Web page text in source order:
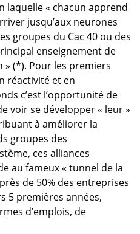
laquelle « chacun apprend
jusqu’aux neurones
groupes du Cac 40 ou des
enseignement de
» (*). Pour les premiers
réactivité et en
c’est l’opportunité de
voir se développer « leur »
à améliorer la
groupes des
ces alliances
au fameux « tunnel de la
de 50% des entreprises
5 premières années,
d’emplois, de